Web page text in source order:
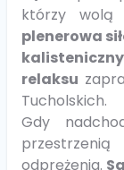
którzy wolą
plenerowa
relaksu
Tucholskich.
Gdy
odprężenia.